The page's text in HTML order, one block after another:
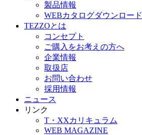
製品情報
WEBカタログダウンロード
TEZZOとは
コンセプト
ご購入をお考えの方へ
企業情報
取扱店
お問い合わせ
採用情報
ニュース
リンク
T・XXカリキュラム
WEB MAGAZINE